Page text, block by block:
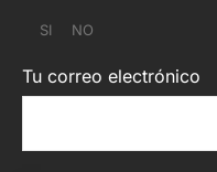
SI NO
Tu correo electrónico